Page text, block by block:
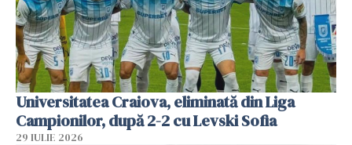
Universitatea Craiova, eliminată din Liga
Campionilor, după 2-2 cu Levski Sofia
29 IULIE 2026